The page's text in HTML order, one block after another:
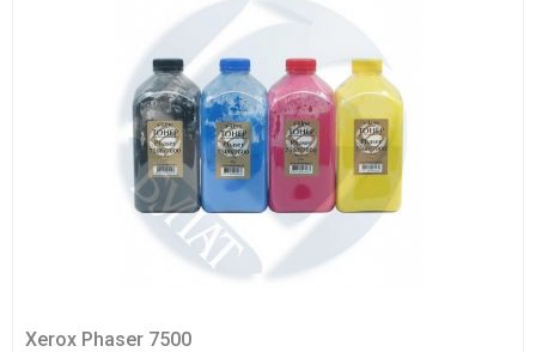
Xerox Phaser 7500